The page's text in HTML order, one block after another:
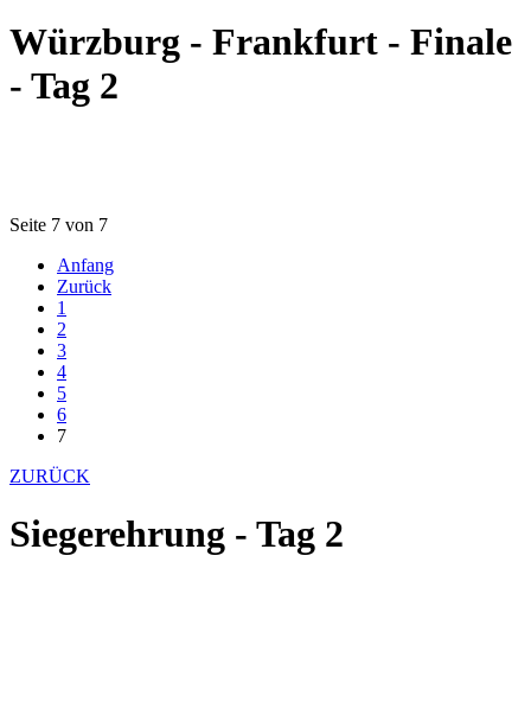
Würzburg - Frankfurt - Finale
- Tag 2
Seite 7 von 7
Anfang
Zurück
1
2
3
4
5
6
7
ZURÜCK
Siegerehrung - Tag 2